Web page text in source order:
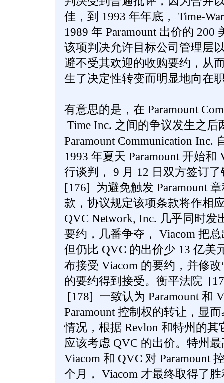
佳，到 1993 年年底， Time-
1989 年 Paramount 出价的
该项判决允许目标公司管理层
避不受其欢迎的收购要约，从
生了决定性转变而明显地向在
有意思的是，在 Paramount
Time Inc. 之间的争议发生之后
Paramount Communication Inc.
1993 年夏天 Paramount 开始
行谈判， 9 月 12 日双方签订
[176] 为避免触发 Paramount
款，协议规定该项条款将作相
QVC Network, Inc. 几乎同时发
要约，几番争夺， Viacom 把
但仍比 QVC 的出价少 13 亿美
布接受 Viacom 的要约，并修
的要约得到接受。衡平法院
[178] 一致认为 Paramount 和
Paramount 控制权的转让，显
情况，根据 Revlon 和特州的其
应该考虑 QVC 的出价。特州
Viacom 和 QVC 对 Paramount
个月， Viacom 才最终取得了